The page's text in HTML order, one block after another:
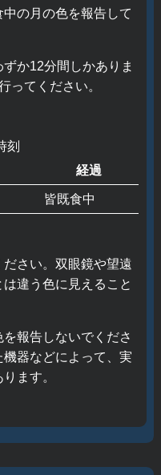
の月の色を報告して
か12分間しかありま
ってください。
刻
経過
皆既食中
さい。双眼鏡や望遠
違う色に見えること
報告しないでくださ
器などによって、実
ます。